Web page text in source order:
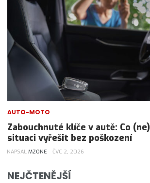
AUTO-MOTO
Zabouchnuté klíče v autě: Co
situaci vyřešit bez poškození
NAPSAL MZONE ČVC 2, 2026
NEJČTENĚJŠÍ